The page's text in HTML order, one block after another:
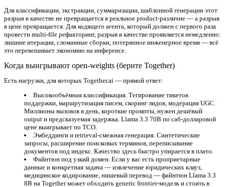
Для классификации, экстракции, суммаризации, шаблонной генерации этот
разрыв в качестве не превращается в реальное product-различие — а разрыв
в цене превращается. Для кодящего агента, который должен с первого раза
провести multi-file рефакторинг, разрыв в качестве проявляется немедленно:
лишние итерации, сломанные сборки, потерянное инженерное время — всё
это перевешивает экономию на инференсе.
Когда выигрывают open-weights (берите Together)
Есть нагрузки, для которых Together.ai — прямой ответ:
Высокообъёмная классификация. Тегирование тикетов
поддержки, маршрутизация писем, скоринг лидов, модерация UGC.
Миллионы вызовов в день, короткие промпты, нужен дешёвый
output и предсказуемая задержка. Llama 3.3 70B по саб-долларовой
цене выигрывает по TCO.
Эмбеддинги и retrieval-смежная генерация. Синтетические
запросы, расширение поисковых терминов, переписывание
документов под индекс. Качество здесь быстро упирается в плато.
Файнтюн под узкий домен. Если у вас есть проприетарные
данные и конкретная задача — извлечение юридических клауз,
медицинское кодирование, нишевый перевод — файнтюн Llama 3.3
8B на Together может обходить generic frontier-модель и стоить в